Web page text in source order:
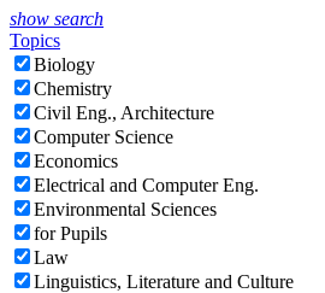
show search
Topics
Biology
Chemistry
Civil Eng., Architecture
Computer Science
Economics
Electrical and Computer Eng.
Environmental Sciences
for Pupils
Law
Linguistics, Literature and Culture